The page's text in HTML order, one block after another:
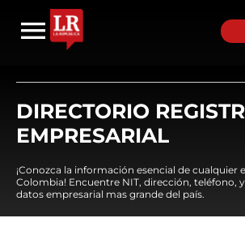
DIRECTORIO
EMPRESARIAL
¡Conozca la información esencial de cualquier
Colombia! Encuentre NIT, dirección, teléfono,
datos empresarial mas grande del país.